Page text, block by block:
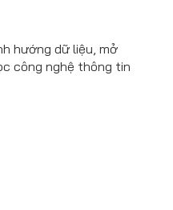
hướng dữ liệu, mở
công nghệ thông tin